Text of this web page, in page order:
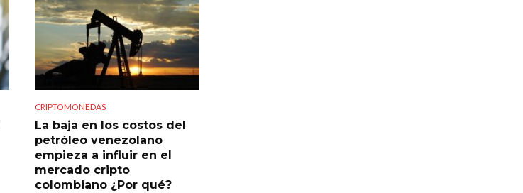
CRIPTOMONEDAS
La baja en los costos del
petróleo venezolano
empieza a influir en el
mercado cripto
colombiano ¿Por qué?